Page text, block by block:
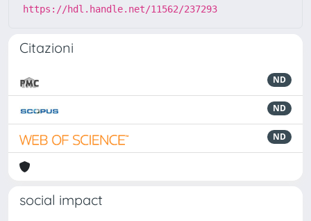
https://hdl.handle.net/11562/237293
Citazioni
ND
ND
ND
social impact